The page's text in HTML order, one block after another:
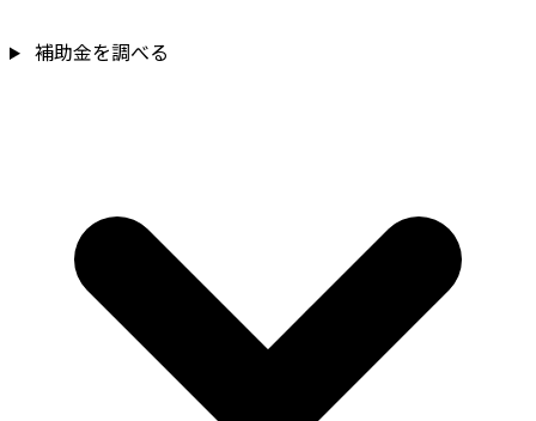
補助金を調べる